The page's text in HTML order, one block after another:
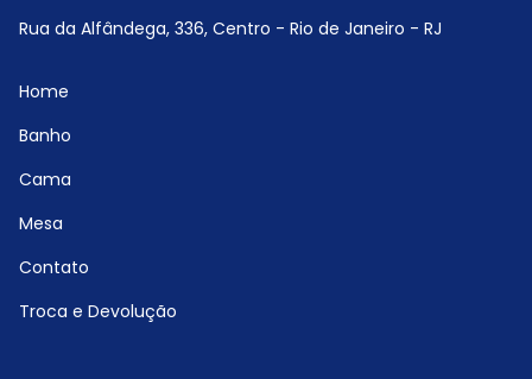
Rua da Alfândega, 336, Centro - Rio de Janeiro - RJ
Home
Banho
Cama
Mesa
Contato
Troca e Devolução